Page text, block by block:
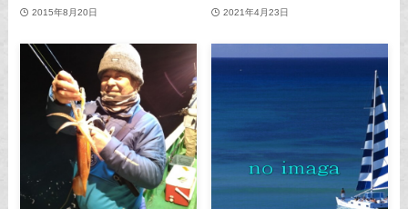
2015年8月20日 2021年4月23日